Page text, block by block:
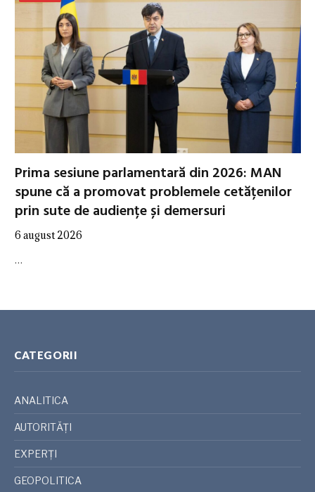
Prima sesiune parlamentară din 2026: MAN
spune că a promovat problemele cetățenilor
prin sute de audiențe și demersuri
6 august 2026
…
CATEGORII
ANALITICA
AUTORITĂȚI
EXPERȚI
GEOPOLITICA